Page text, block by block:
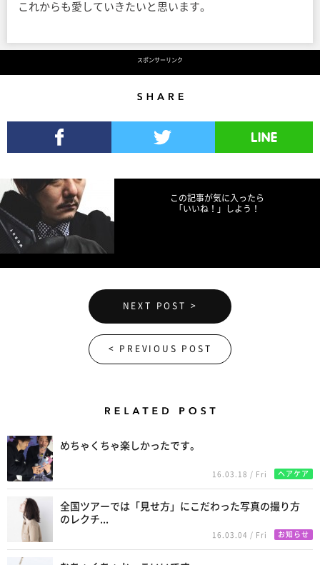
これからも愛していきたいと思います。
スポンサーリンク
この記事が気に入ったら
「いいね！」しよう！
NEXT POST >
< PREVIOUS POST
めちゃくちゃ楽しかったです。
16.03.18 / Fri ヘアケア
全国ツアーでは「見せ方」にこだわった写真の撮り方
のレクチ...
16.03.04 / Fri お知らせ